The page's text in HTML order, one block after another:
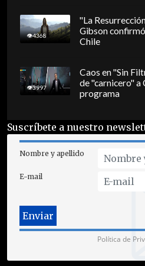
4368
"La
Gibson
Chile
3997
Caos en "Sin
de "carnicero" a
programa
Suscríbete a nuestro
Nombre y apellido
E-mail
Política de